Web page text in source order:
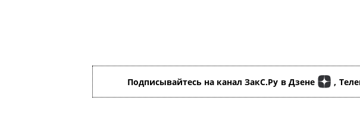
Подписывайтесь на канал ЗакС.Ру в Дзене ,